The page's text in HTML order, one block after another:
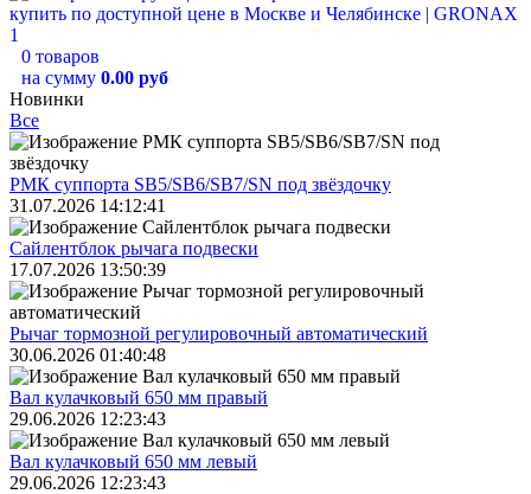
0 товаров
на сумму 0.00 руб
Новинки
Все
РМК суппорта SB5/SB6/SB7/SN под звёздочку
31.07.2026 14:12:41
Сайлентблок рычага подвески
17.07.2026 13:50:39
Рычаг тормозной регулировочный автоматический
30.06.2026 01:40:48
Вал кулачковый 650 мм правый
29.06.2026 12:23:43
Вал кулачковый 650 мм левый
29.06.2026 12:23:43